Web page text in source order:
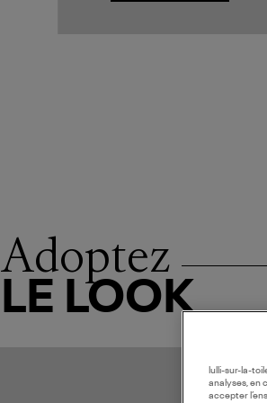
Adoptez
LE LOOK
MADE
lulli-sur-la-
analyses, en
accepter